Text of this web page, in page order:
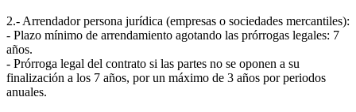
2.- Arrendador persona jurídica (empresas o sociedades mercantiles):
- Plazo mínimo de arrendamiento agotando las prórrogas legales: 7
años.
- Prórroga legal del contrato si las partes no se oponen a su
finalización a los 7 años, por un máximo de 3 años por periodos
anuales.